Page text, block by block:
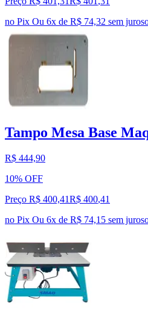
no Pix Ou 6x de R$ 74,32 sem juros
Tampo Mesa Base
R$ 444,90
10% OFF
Preço R$ 400,41R$ 400,41
no Pix Ou 6x de R$ 74,15 sem juros